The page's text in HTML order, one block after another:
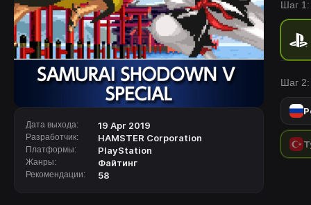
Дата выхода: 19 Apr 2019
Разработчик: HAMSTER Corporation
Платформы: PlayStation
Жанры: Файтинг
Рекомендации: 58
со
могут
Шаг 1:
Шаг 2: